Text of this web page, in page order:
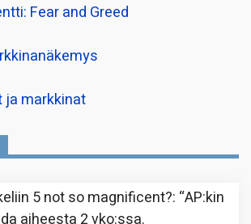
Fear and Greed
ja markkinat
5 not so magnificent?: “AP:kin
aiheesta 2 vko:ssa.